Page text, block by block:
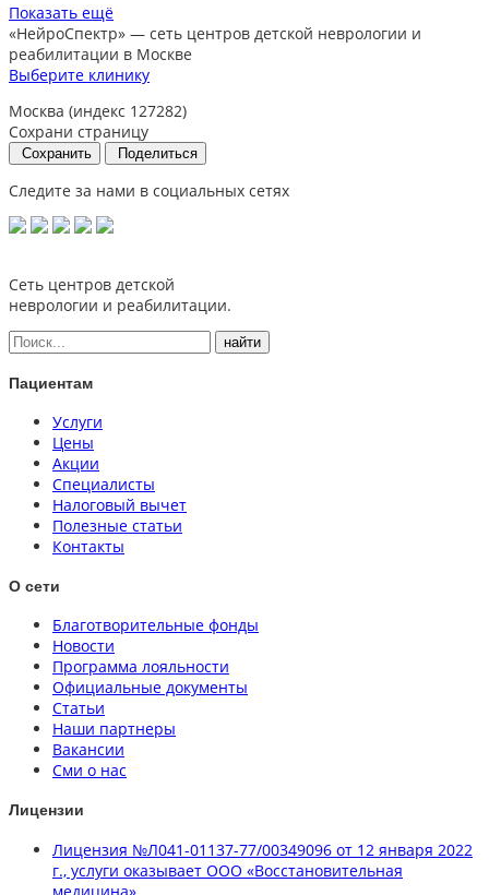
Показать ещё
«НейроСпектр» — сеть центров детской неврологии и
реабилитации в Москве
Выберите клинику
Москва (индекс 127282)
Сохрани страницу
Сохранить Поделиться
Следите за нами в социальных сетях
Сеть центров детской
неврологии и реабилитации.
Пациентам
Услуги
Цены
Акции
Специалисты
Налоговый вычет
Полезные статьи
Контакты
О сети
Благотворительные фонды
Новости
Программа лояльности
Официальные документы
Статьи
Наши партнеры
Вакансии
Сми о нас
Лицензии
Лицензия №Л041-01137-77/00349096 от 12 января 2022
г., услуги оказывает ООО «Восстановительная
медицина»